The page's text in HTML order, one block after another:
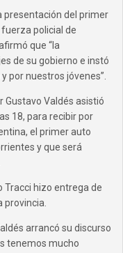
presentación del primer
policial de
que “la
de su gobierno e instó
por nuestros jóvenes”.
Gustavo Valdés asistió
18, para recibir por
el primer auto
y que será
Tracci hizo entrega de
provincia.
arrancó su discurso
tenemos mucho